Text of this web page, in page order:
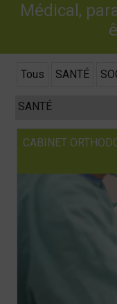
Médical,
Tous SANTÉ
SANTÉ
CABINET